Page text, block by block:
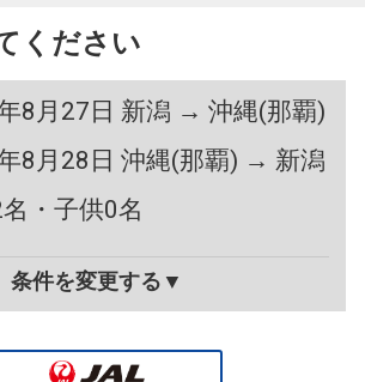
ください
8月27日 新潟 → 沖縄(那覇)
8月28日 沖縄(那覇) → 新潟
・子供0名
条件を変更する▼